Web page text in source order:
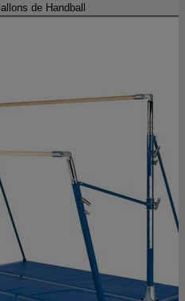
de Handball